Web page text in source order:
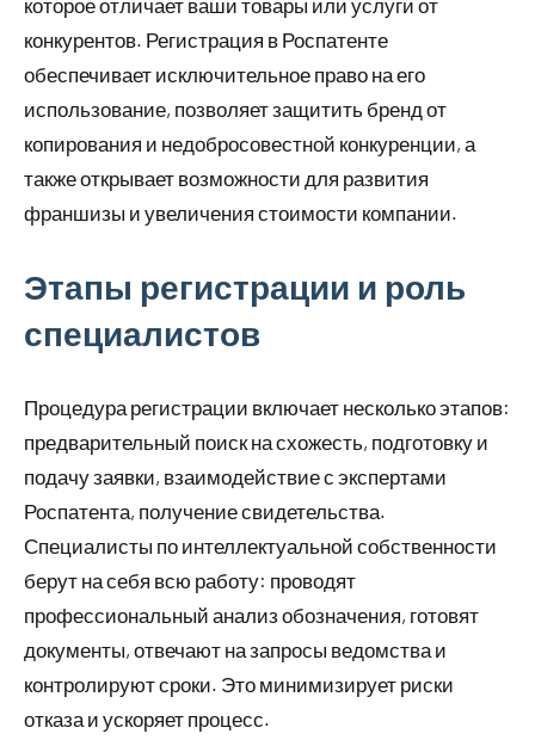
конкурентов. Регистрация в Роспатенте
обеспечивает исключительное право на его
использование, позволяет защитить бренд от
копирования и недобросовестной конкуренции, а
также открывает возможности для развития
франшизы и увеличения стоимости компании.
Этапы регистрации и роль
специалистов
Процедура регистрации включает несколько этапов:
предварительный поиск на схожесть, подготовку и
подачу заявки, взаимодействие с экспертами
Роспатента, получение свидетельства.
Специалисты по интеллектуальной собственности
берут на себя всю работу: проводят
профессиональный анализ обозначения, готовят
документы, отвечают на запросы ведомства и
контролируют сроки. Это минимизирует риски
отказа и ускоряет процесс.